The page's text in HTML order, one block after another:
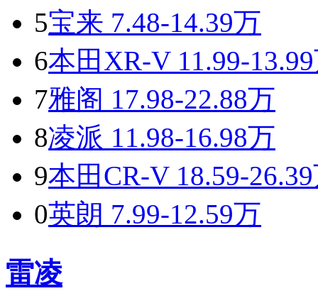
5宝来 7.48-14.39万
6本田XR-V11.99-
7雅阁 17.98-22.88万
8凌派 11.98-16.98万
9本田CR-V18.59-
0英朗 7.99-12.59万
雷凌